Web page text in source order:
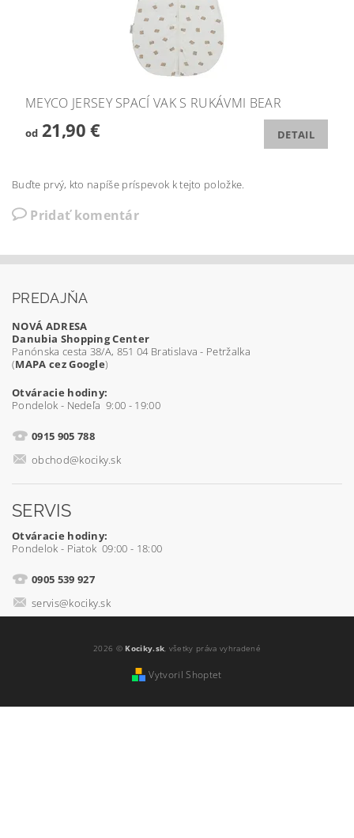
MEYCO JERSEY SPACÍ VAK S RUKÁVMI BEAR
od21,90 € DETAIL
Buďte prvý, kto napíše príspevok k tejto položke.
Pridať komentár
PREDAJŇA
NOVÁ ADRESA
Danubia Shopping Center
Panónska cesta 38/A, 851 04 Bratislava - Petržalka
(MAPA cez Google)
Otváracie hodiny:
Pondelok - Nedeľa 9:00 - 19:00
0915 905 788
obchod@kociky.sk
SERVIS
Otváracie hodiny:
Pondelok - Piatok 09:00 - 18:00
0905 539 927
servis@kociky.sk
2026 © Kociky.sk, všetky práva vyhradené
Vytvoril Shoptet